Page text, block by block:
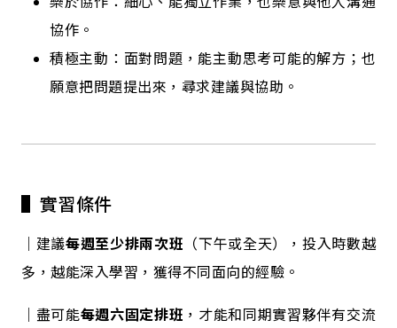
協作。
積極主動：面對問題，能主動思考可能的解方；也
願意把問題提出來，尋求建議與協助。
▌實習條件
｜建議每週至少排兩次班 （下午或全天），投入時數越
多，越能深入學習，獲得不同面向的經驗。
｜盡可能每週六固定排班 ，才能和同期實習夥伴有交流